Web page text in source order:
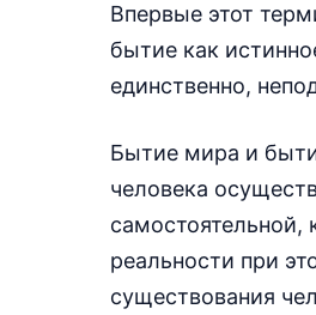
Впервые этот
бытие как
единственно,
Бытие мира и
человека
реальности при
существования